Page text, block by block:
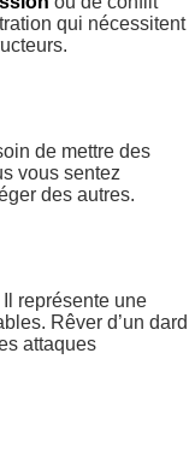
qui nécessitent
de mettre des
vous sentez
des autres.
représente une
Rêver d’un dard
attaques